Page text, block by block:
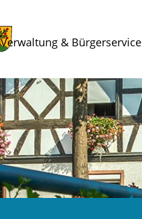
Verwaltung & Bürgerservice